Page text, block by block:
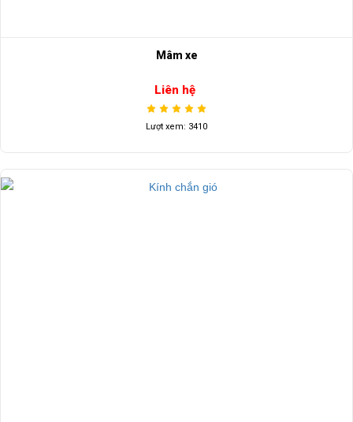
Mâm xe
Liên hệ
Lượt xem: 3410